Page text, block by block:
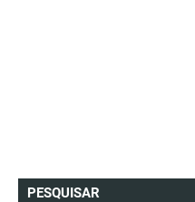
PESQUISAR